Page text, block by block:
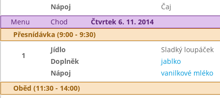
Nápoj
Čaj
Menu
Chod
Čtvrtek 6. 11. 2014
Přesnídávka (9:00 - 9:30)
1
Jídlo
Sladký loupáček
Doplněk
jablko
Nápoj
vanilkové mléko
Oběd (11:30 - 14:00)